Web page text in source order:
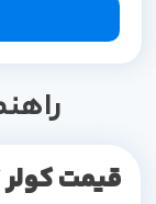
قیمت کولر